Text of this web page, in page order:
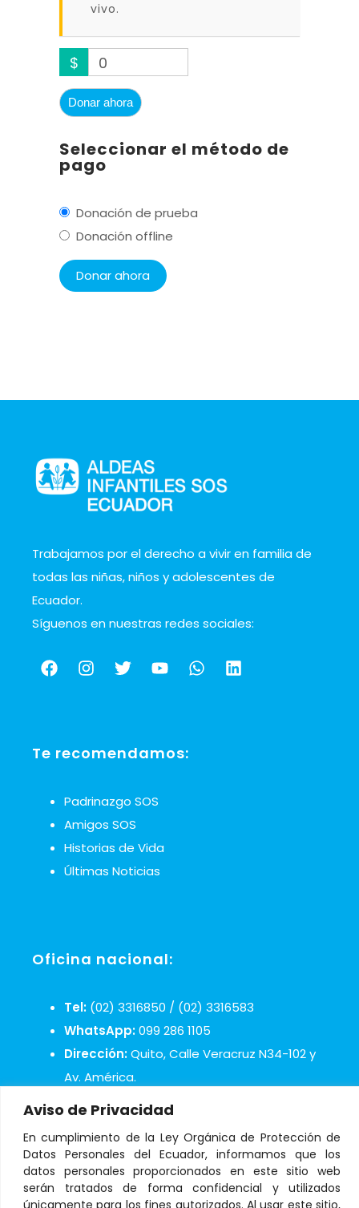
Aviso de Privacidad
En cumplimiento de la Ley Orgánica de Protección de
Datos Personales del Ecuador, informamos que los
datos personales proporcionados en este sitio web
serán tratados de forma confidencial y utilizados
únicamente para los fines autorizados. Al usar este sitio,
vivo.
$ 0
Donar ahora
Seleccionar el método de
pago
Donación de prueba
Donación offline
Trabajamos por el derecho a vivir en familia de
todas las niñas, niños y adolescentes de
Ecuador.
Síguenos en nuestras redes sociales:
Te recomendamos:
Padrinazgo SOS
Amigos SOS
Historias de Vida
Últimas Noticias
Oficina nacional:
Tel: (02) 3316850 / (02) 3316583
WhatsApp:099 286 1105
Dirección:Quito, Calle Veracruz N34-102 y
Av. América.
Mail:
infosos@aldeasinfantiles.org.ec